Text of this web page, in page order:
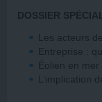
DOSSIER
Les acteurs
Entreprise :
Éolien en mer
L’implication